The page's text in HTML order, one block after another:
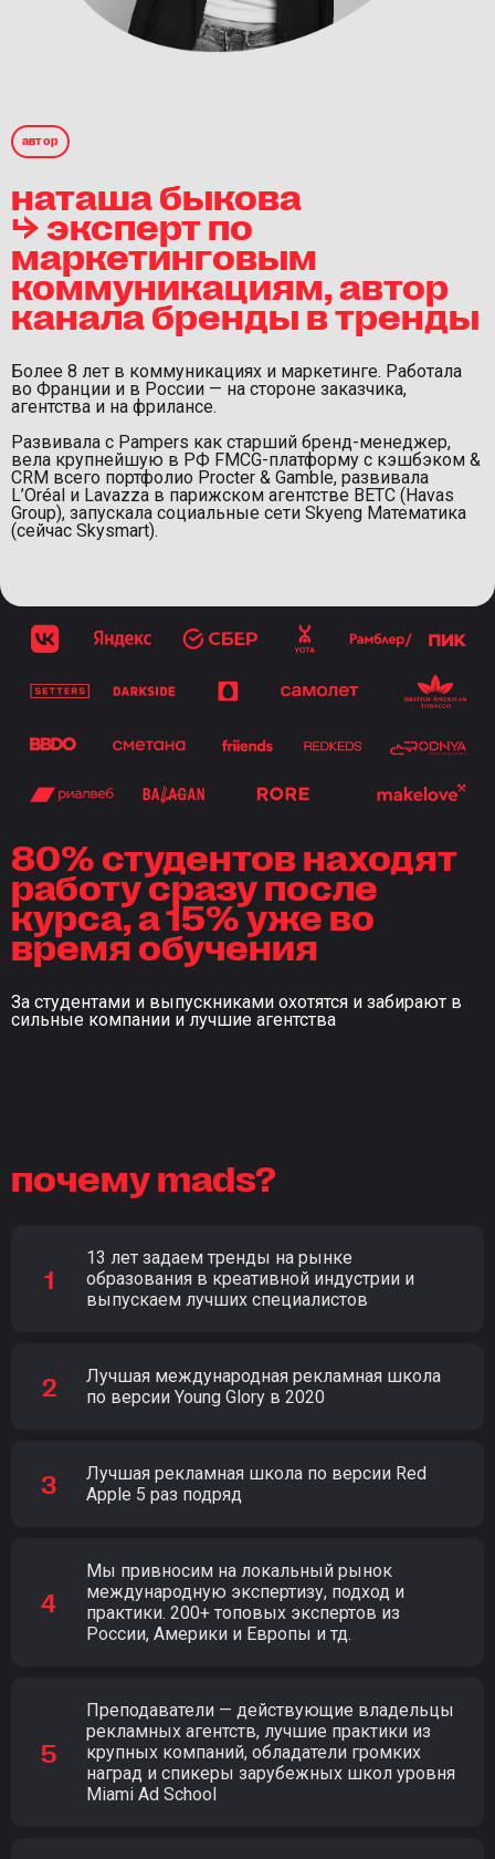
автор
наташа быкова
⮡ эксперт по
маркетинговым
коммуникациям, автор
канала бренды в тренды
Более 8 лет в коммуникациях и маркетинге. Работала
во Франции и в России — на стороне заказчика,
агентства и на фрилансе.
Развивала с Pampers как старший бренд-менеджер,
вела крупнейшую в РФ FMCG-платформу с кэшбэком &
CRM всего портфолио Procter & Gamble, развивала
L’Oréal и Lavazza в парижском агентстве BETC (Havas
Group), запускала социальные сети Skyeng Математика
(сейчас Skysmart).
80% студентов находят
работу сразу после
курса, а 15% уже во
время обучения
За студентами и выпускниками охотятся и забирают в
сильные компании и лучшие агентства
почему mads?
13 лет задаем тренды на рынке
образования в креативной индустрии и
выпускаем лучших специалистов
Лучшая международная рекламная школа
по версии Young Glory в 2020
Лучшая рекламная школа по версии Red
Apple 5 раз подряд
Мы привносим на локальный рынок
международную экспертизу, подход и
практики. 200+ топовых экспертов из
России, Америки и Европы и тд.
Преподаватели — действующие владельцы
рекламных агентств, лучшие практики из
крупных компаний, обладатели громких
наград и спикеры зарубежных школ уровня
Miami Ad School